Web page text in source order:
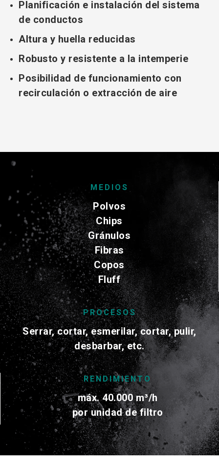
Planificación e instalación del sistema
de conductos
Altura y huella reducidas
Robusto y resistente a la intemperie
Posibilidad de funcionamiento con
recirculación o extracción de aire
MEDIOS
Polvos
Chips
Gránulos
Fibras
Copos
Fluff
PROCESOS
Serrar, cortar, esmerilar, cortar, pulir,
desbarbar, etc.
RENDIMIENTO
máx. 40.000m³/h
por unidad de filtro